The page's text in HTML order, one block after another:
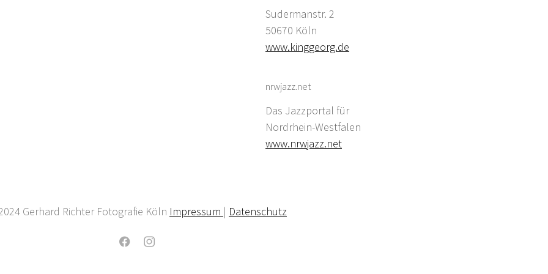
Sudermanstr. 2
50670 Köln
www.kinggeorg.de
nrwjazz.net
Das Jazzportal für
Nordrhein-Westfalen
www.nrwjazz.net
Gerhard Richter Fotografie Köln Impressum | Datenschutz
FacebookInstagram